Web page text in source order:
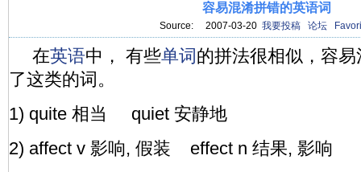
容易混淆拼错的英语词
Source: 2007-03-20 我要投稿 论坛
在英语中， 有些单词的拼法很相似，容
了这类的词。
1) quite 相当 quiet 安静地
2) affect v 影响, 假装 effect n 结果, 影响